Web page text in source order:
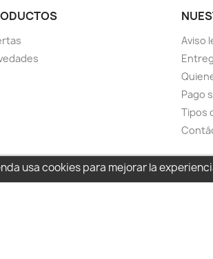
usa cookies para mejorar la
Aviso
Pago
Tipos